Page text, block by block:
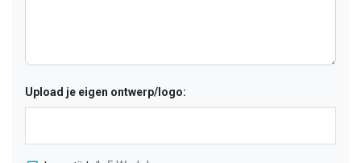
Upload je eigen ontwerp/logo: